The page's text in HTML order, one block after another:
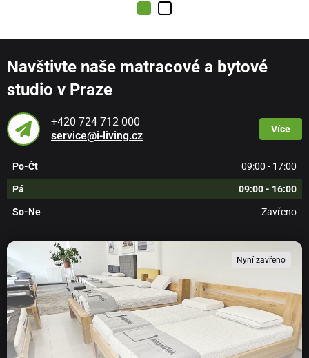
Navštivte naše matracové a bytové
studio v Praze
+420 724 712 000
service@i-living.cz
Více
Po-Čt 09:00 - 17:00
Pá 09:00 - 16:00
So-Ne Zavřeno
Nyní zavřeno